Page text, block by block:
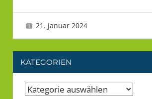
21. Januar 2024
KATEGORIEN
Kategorien